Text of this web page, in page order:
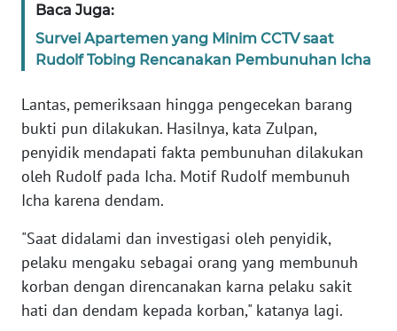
Baca Juga:
Survei Apartemen yang Minim CCTV saat
Rudolf Tobing Rencanakan Pembunuhan Icha
Lantas, pemeriksaan hingga pengecekan barang
bukti pun dilakukan. Hasilnya, kata Zulpan,
penyidik mendapati fakta pembunuhan dilakukan
oleh Rudolf pada Icha. Motif Rudolf membunuh
Icha karena dendam.
"Saat didalami dan investigasi oleh penyidik,
pelaku mengaku sebagai orang yang membunuh
korban dengan direncanakan karna pelaku sakit
hati dan dendam kepada korban," katanya lagi.
Regional
WN
JAKARTA
WN
WN
BANTEN